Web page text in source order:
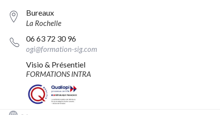
Bureaux
La Rochelle
06 63 72 30 96
ogi@formation-sig.com
Visio & Présentiel
FORMATIONS INTRA